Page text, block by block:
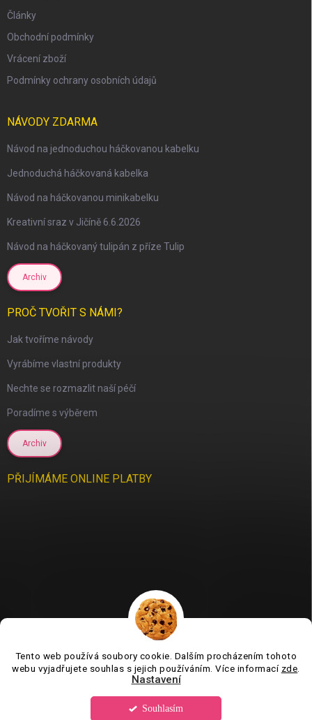
Tento web používá soubory cookie. Dalším procházením tohoto
webu vyjadřujete souhlas s jejich používáním. Více informací zde
Nastavení
Souhlasím
Články
Obchodní podmínky
Vrácení zboží
Podmínky ochrany osobních údajů
NÁVODY ZDARMA
Návod na jednoduchou háčkovanou kabelku
Jednoduchá háčkovaná kabelka
Návod na háčkovanou minikabelku
Kreativní sraz v Jičíně 6.6.2026
Návod na háčkovaný tulipán z příze Tulip
Archiv
PROČ TVOŘIT S NÁMI?
Jak tvoříme návody
Vyrábíme vlastní produkty
Nechte se rozmazlit naší péčí
Poradíme s výběrem
Archiv
PŘIJÍMÁME ONLINE PLATBY
Jsme tu pro vás už 11 let❤️
Tvorboshop.cz. Všechna práva vyhrazena.